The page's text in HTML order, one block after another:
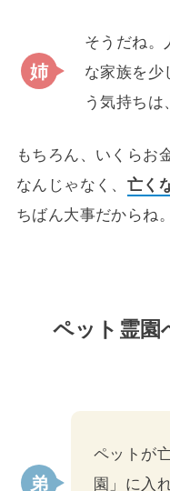
そうだね。
な家族を少
う気持ちは
もちろん、いくらお
なんじゃなく、 亡く
ちばん大事だからね。
ペット霊園
ペットが
園」に入